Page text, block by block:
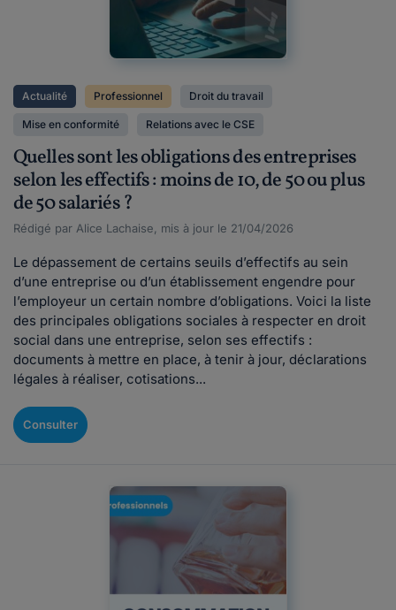
Actualité Professionnel Droit du travail
Mise en conformité Relations avec le CSE
Quelles sont les obligations des entreprises
selon les effectifs : moins de 10, de 50 ou plus
de 50 salariés ?
Rédigé par Alice Lachaise, mis à jour le 21/04/2026
Le dépassement de certains seuils d’effectifs au sein
d’une entreprise ou d’un établissement engendre pour
l’employeur un certain nombre d’obligations. Voici la liste
des principales obligations sociales à respecter en droit
social dans une entreprise, selon ses effectifs :
documents à mettre en place, à tenir à jour, déclarations
légales à réaliser, cotisations...
Consulter